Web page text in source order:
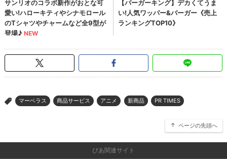
> マーベラス 商品サービス アニメ 新商品 PR TIMES
ページの先頭へ
ぴあ関連サイト